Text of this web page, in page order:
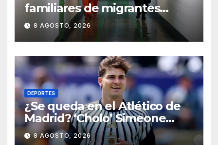
familiares de migrantes
detenidos en Estados Unidos;
prometen liberarlos
8 AGOSTO, 2026
DEPORTES
¿Se queda en el Atlético de
Madrid? ‘Cholo’ Simeone
responde contundente sobre
8 AGOSTO, 2026